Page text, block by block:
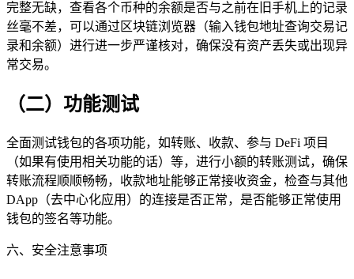
完整无缺，查看各个币种的余额是否与之前在旧手机上的记录
丝毫不差，可以通过区块链浏览器（输入钱包地址查询交易记
录和余额）进行进一步严谨核对，确保没有资产丢失或出现异
常交易。
（二）功能测试
全面测试钱包的各项功能，如转账、收款、参与 DeFi 项目
（如果有使用相关功能的话）等，进行小额的转账测试，确保
转账流程顺顺畅畅，收款地址能够正常接收资金，检查与其他
DApp（去中心化应用）的连接是否正常，是否能够正常使用
钱包的签名等功能。
六、安全注意事项